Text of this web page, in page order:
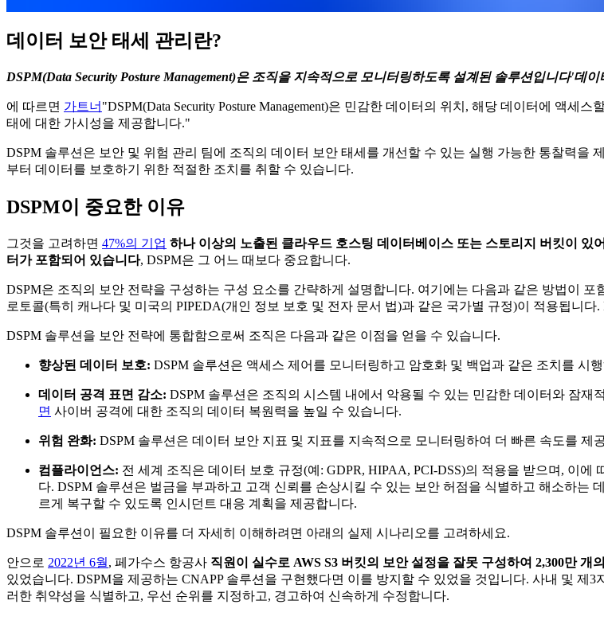
데이터 보안 태세 관리란?
DSPM(Data Security Posture Management)은 조직을 지속적으로 모니터링하도록 설계된 솔루션입니다'데
에 따르면 가트너 "DSPM(Data Security Posture Management)은 민감한 데이터의 위치, 해당 데이터에 액
태에 대한 가시성을 제공합니다."
DSPM 솔루션은 보안 및 위험 관리 팀에 조직의 데이터 보안 태세를 개선할 수 있는 실행 가능한 통찰력을
부터 데이터를 보호하기 위한 적절한 조치를 취할 수 있습니다.
DSPM이 중요한 이유
그것을 고려하면 47%의 기업 하나 이상의 노출된 클라우드 호스팅 데이터베이스 또는 스토리지 버킷이 있
터가 포함되어 있습니다, DSPM은 그 어느 때보다 중요합니다.
DSPM은 조직의 보안 전략을 구성하는 구성 요소를 간략하게 설명합니다. 여기에는 다음과 같은 방법이 포
로토콜(특히 캐나다 및 미국의 PIPEDA(개인 정보 보호 및 전자 문서 법)과 같은 국가별 규정)이 적용됩니다.
DSPM 솔루션을 보안 전략에 통합함으로써 조직은 다음과 같은 이점을 얻을 수 있습니다.
향상된 데이터 보호: DSPM 솔루션은 액세스 제어를 모니터링하고 암호화 및 백업과 같은 조치를 시
데이터 공격 표면 감소: DSPM 솔루션은 조직의 시스템 내에서 악용될 수 있는 민감한 데이터와 잠
면 사이버 공격에 대한 조직의 데이터 복원력을 높일 수 있습니다.
위험 완화: DSPM 솔루션은 데이터 보안 지표 및 지표를 지속적으로 모니터링하여 더 빠른 속도를 제
컴플라이언스: 전 세계 조직은 데이터 보호 규정(예: GDPR, HIPAA, PCI-DSS)의 적용을 받으며, 이
다. DSPM 솔루션은 벌금을 부과하고 고객 신뢰를 손상시킬 수 있는 보안 허점을 식별하고 해소하는
르게 복구할 수 있도록 인시던트 대응 계획을 제공합니다.
DSPM 솔루션이 필요한 이유를 더 자세히 이해하려면 아래의 실제 시나리오를 고려하세요.
안으로 2022년 6월, 페가수스 항공사 직원이 실수로 AWS S3 버킷의 보안 설정을 잘못 구성하여 2,300만 개
있었습니다. DSPM을 제공하는 CNAPP 솔루션을 구현했다면 이를 방지할 수 있었을 것입니다. 사내 및 제
러한 취약성을 식별하고, 우선 순위를 지정하고, 경고하여 신속하게 수정합니다.